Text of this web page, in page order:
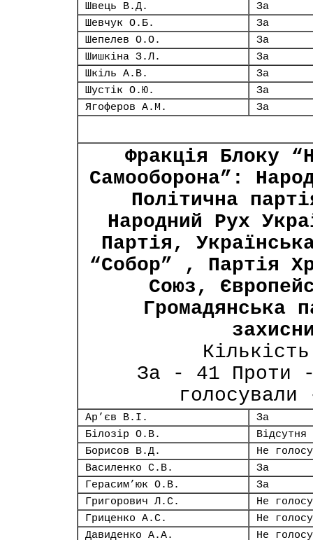
Швець В.Д.
За
Шевчук О.Б.
За
Шепелев О.О.
За
Шишкіна З.Л.
За
Шкіль А.В.
За
Шустік О.Ю.
За
Ягоферов А.М.
За
Фракція Блоку
Самооборона”:
Політична
Народний Рух
Партія,
“Собор” , Партія
Союз,
Громадянська
За - 41 Проти
Ар’єв В.І.
За
Білозір О.В.
Відсутня
Борисов В.Д.
Не
Василенко С.В.
За
Герасим’юк О.В.
За
Григорович Л.С.
Не
Гриценко А.С.
Не
Давиденко А.А.
Не